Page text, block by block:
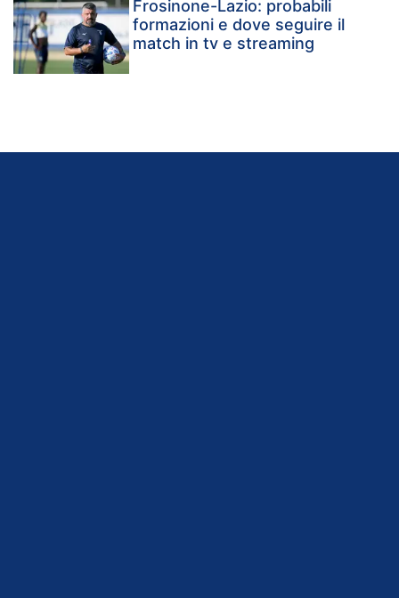
Frosinone-Lazio: probabili
formazioni e dove seguire il
match in tv e streaming